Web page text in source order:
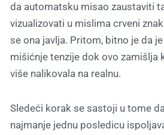
da automatsku misao zaustaviti
vizualizovati u mislima crveni
se ona javlja. Pritom, bitno je da
mišićnje tenzije dok ovo
više nalikovala na realnu.
Sledeći korak se sastoji u tome
najmanje jednu posledicu